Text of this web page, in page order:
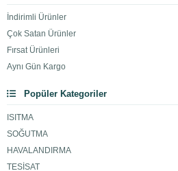
İndirimli Ürünler
Çok Satan Ürünler
Fırsat Ürünleri
Aynı Gün Kargo
Popüler Kategoriler
ISITMA
SOĞUTMA
HAVALANDIRMA
TESİSAT